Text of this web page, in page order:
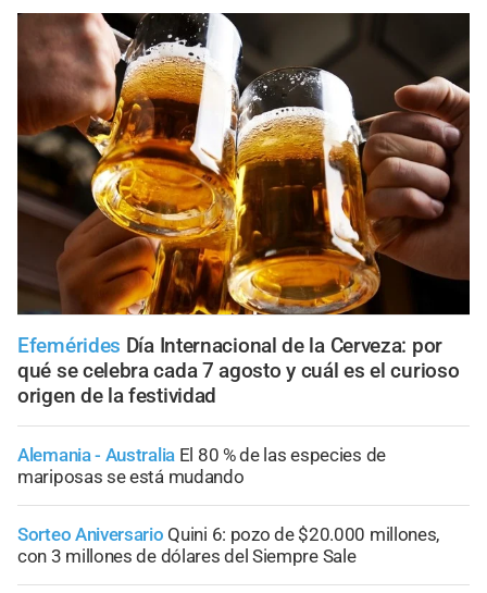
Efemérides Día Internacional de la Cerveza: por
qué se celebra cada 7 agosto y cuál es el curioso
origen de la festividad
Alemania - Australia El 80 % de las especies de
mariposas se está mudando
Sorteo Aniversario Quini 6: pozo de $20.000 millones,
con 3 millones de dólares del Siempre Sale